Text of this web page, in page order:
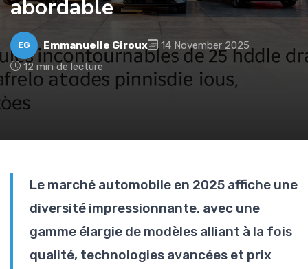
abordable
EG Emmanuelle Giroux
14 November 2025
12 min de lecture
Le marché automobile en 2025 affiche une
diversité impressionnante, avec une
gamme élargie de modèles alliant à la fois
qualité, technologies avancées et prix